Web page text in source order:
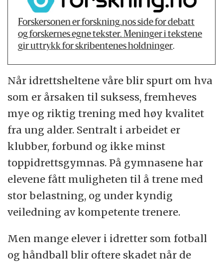
Forskersonen er forskning.nos side for debatt
og forskernes egne tekster. Meninger i tekstene
gir uttrykk for skribentenes holdninger.
Når idrettsheltene våre blir spurt om hva
som er årsaken til suksess, fremheves
mye og riktig trening med høy kvalitet
fra ung alder. Sentralt i arbeidet er
klubber, forbund og ikke minst
toppidrettsgymnas. På gymnasene har
elevene fått muligheten til å trene med
stor belastning, og under kyndig
veiledning av kompetente trenere.
Men mange elever i idretter som fotball
og håndball blir oftere skadet når de